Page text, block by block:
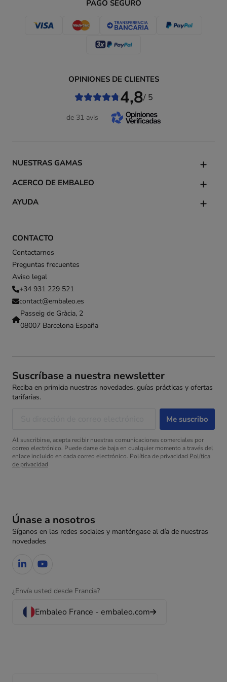
PAGO SEGURO
CONTACTO
Contactarnos
Preguntas frecuentes
Aviso legal
+34 931 229 521
contact@embaleo.es
Passeig de Gràcia, 2
08007 Barcelona España
NUESTRAS GAMAS
ACERCO DE EMBALEO
AYUDA
OPINIONES DE CLIENTES
4,8/ 5
de 31 avis
Únase a nosotros
Síganos en las redes sociales y manténgase al día de nuestras
novedades
¿Envía usted desde Francia?
Embaleo France - embaleo.com
Suscríbase a nuestra newsletter
Reciba en primicia nuestras novedades, guías prácticas y ofertas
tarifarias.
Al suscribirse, acepta recibir nuestras comunicaciones comerciales por
correo electrónico. Puede darse de baja en cualquier momento a través del
enlace incluido en cada correo electrónico. Política de privacidad Política
de privacidad